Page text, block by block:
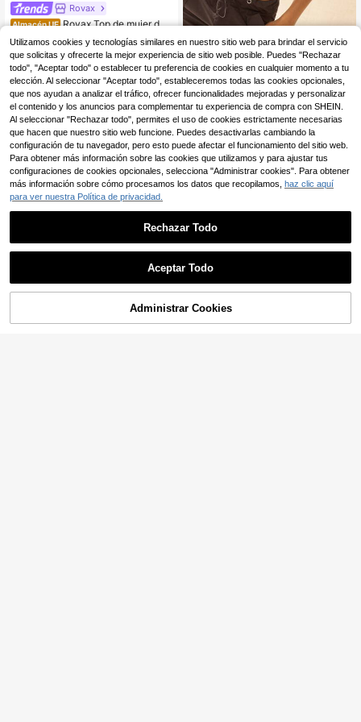
Rovax
Almacén UE Rovax Top de mujer de
ra uso diario
7,49€ #atuendoscasuales
Almacén UE Easelle Camiseta Sin M
angas Ajustada Para Mujer Con Teji
do De Camuflaje De Punto
6
AÑADIR A LA BOLSA
Utilizamos cookies y tecnologías similares en nuestro sitio web para brindar el servicio
que solicitas y ofrecerte la mejor experiencia de sitio web posible. Puedes "Rechazar
todo", "Aceptar todo" o establecer tu preferencia de cookies en cualquier momento a tu
elección. Al seleccionar "Aceptar todo", estableceremos todas las cookies opcionales,
que nos ayudan a analizar el tráfico, ofrecer funcionalidades mejoradas y personalizar
el contenido y los anuncios para complementar tu experiencia de compra con SHEIN.
Al seleccionar "Rechazar todo", permites el uso de cookies estrictamente necesarias
que hacen que nuestro sitio web funcione. Puedes desactivarlas cambiando la
configuración de tu navegador, pero esto puede afectar el funcionamiento del sitio web.
Para obtener más información sobre las cookies que utilizamos y para ajustar tus
configuraciones de cookies opcionales, selecciona "Administrar cookies". Para obtener
más información sobre cómo procesamos los datos que recopilamos, haz clic aquí
para ver nuestra Política de privacidad.
Rechazar Todo
Aceptar Todo
Administrar Cookies